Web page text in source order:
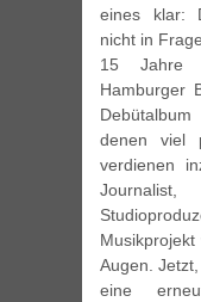
eines klar:
nicht in
15 Jahre
Hamburger
denen viel
verdienen
Augen.
eine